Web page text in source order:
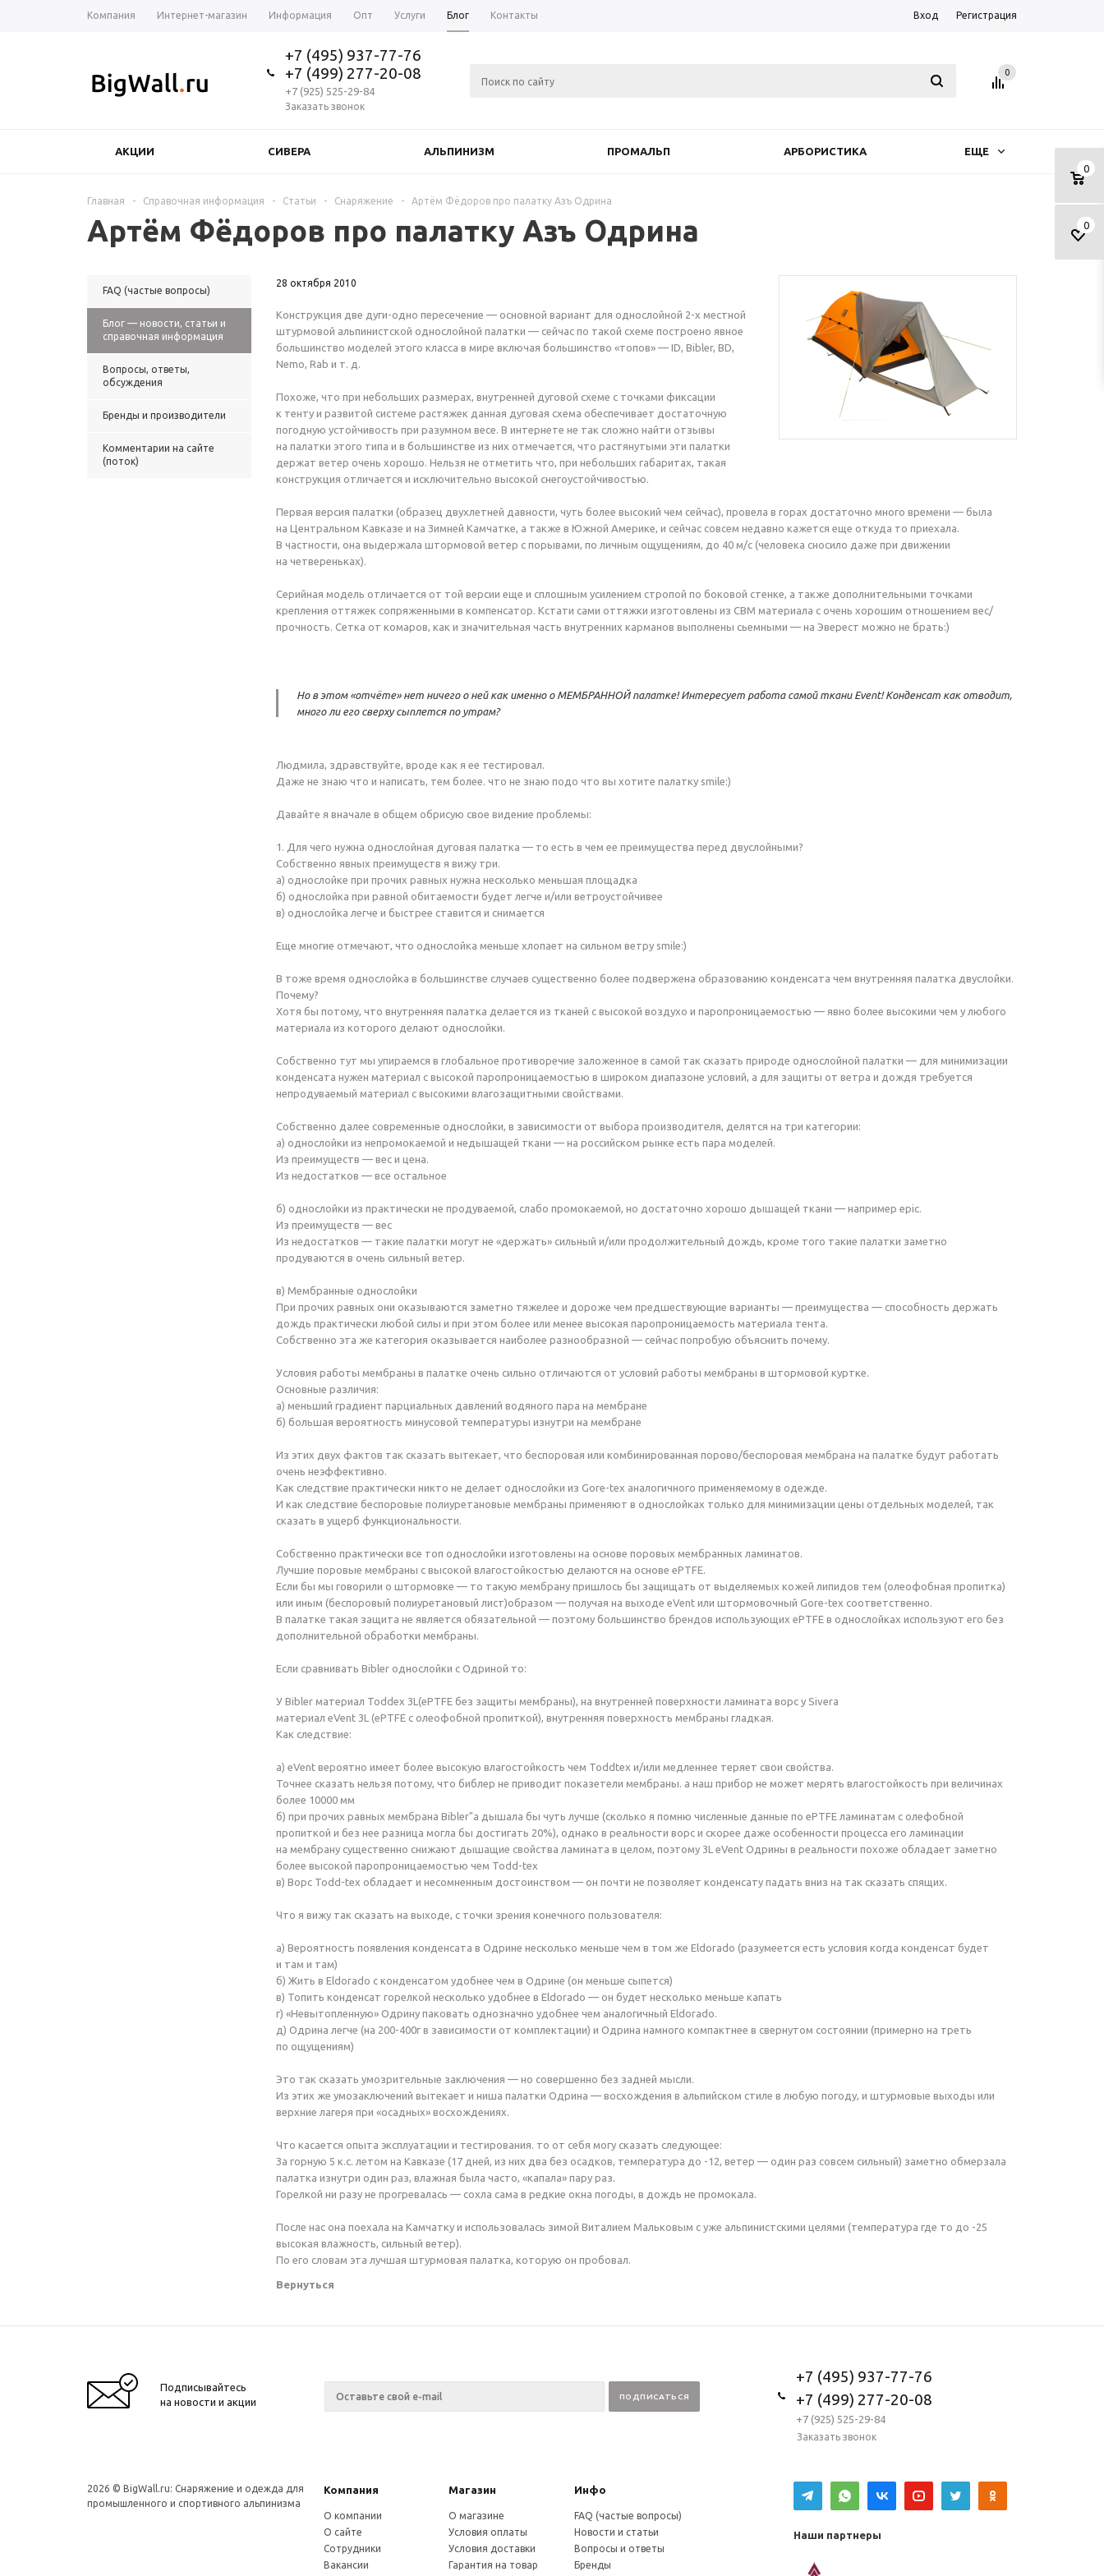
Компания Интернет-магазин Информация Опт Услуги Блог Контакты Вход Регистрация
+7 (495) 937-77-76
+7 (499) 277-20-08
+7 (925) 525-29-84
Заказать звонок
0
0
0
АКЦИИ СИВЕРА АЛЬПИНИЗМ ПРОМАЛЬП АРБОРИСТИКА ЕЩЕ
Главная - Справочная информация - Статьи - Снаряжение - Артём Фёдоров про палатку Азъ Одрина
Артём Фёдоров про палатку Азъ Одрина
FAQ (частые вопросы)
Блог — новости, статьи и
справочная информация
Вопросы, ответы,
обсуждения
Бренды и производители
Комментарии на сайте
(поток)
28 октября 2010
Конструкция две дуги-одно пересечение — основной вариант для однослойной 2-х местной
штурмовой альпинистской однослойной палатки — сейчас по такой схеме построено явное
большинство моделей этого класса в мире включая большинство «топов» — ID, Bibler, BD,
Nemo, Rab и т. д.
Похоже, что при небольших размерах, внутренней дуговой схеме с точками фиксации
к тенту и развитой системе растяжек данная дуговая схема обеспечивает достаточную
погодную устойчивость при разумном весе. В интернете не так сложно найти отзывы
на палатки этого типа и в большинстве из них отмечается, что растянутыми эти палатки
держат ветер очень хорошо. Нельзя не отметить что, при небольших габаритах, такая
конструкция отличается и исключительно высокой снегоустойчивостью.
Первая версия палатки (образец двухлетней давности, чуть более высокий чем сейчас), провела в горах достаточно много времени — была
на Центральном Кавказе и на Зимней Камчатке, а также в Южной Америке, и сейчас совсем недавно кажется еще откуда то приехала.
В частности, она выдержала штормовой ветер с порывами, по личным ощущениям, до 40 м/с (человека сносило даже при движении
на четвереньках).
Серийная модель отличается от той версии еще и сплошным усилением стропой по боковой стенке, а также дополнительными точками
крепления оттяжек сопряженными в компенсатор. Кстати сами оттяжки изготовлены из СВМ материала с очень хорошим отношением вес/
прочность. Сетка от комаров, как и значительная часть внутренних карманов выполнены сьемными — на Эверест можно не брать:)
Но в этом «отчёте» нет ничего о ней как именно о МЕМБРАННОЙ палатке! Интересует работа самой ткани Event! Конденсат как отводит,
много ли его сверху сыплется по утрам?
Людмила, здравствуйте, вроде как я ее тестировал.
Даже не знаю что и написать, тем более. что не знаю подо что вы хотите палатку smile:)
Давайте я вначале в общем обрисую свое видение проблемы:
1. Для чего нужна однослойная дуговая палатка — то есть в чем ее преимущества перед двуслойными?
Собственно явных преимуществ я вижу три.
а) однослойке при прочих равных нужна несколько меньшая площадка
б) однослойка при равной обитаемости будет легче и/или ветроустойчивее
в) однослойка легче и быстрее ставится и снимается
Еще многие отмечают, что однослойка меньше хлопает на сильном ветру smile:)
В тоже время однослойка в большинстве случаев существенно более подвержена образованию конденсата чем внутренняя палатка двуслойки.
Почему?
Хотя бы потому, что внутренняя палатка делается из тканей с высокой воздухо и паропроницаемостью — явно более высокими чем у любого
материала из которого делают однослойки.
Собственно тут мы упираемся в глобальное противоречие заложенное в самой так сказать природе однослойной палатки — для минимизации
конденсата нужен материал с высокой паропроницаемостью в широком диапазоне условий, а для защиты от ветра и дождя требуется
непродуваемый материал с высокими влагозащитными свойствами.
Собственно далее современные однослойки, в зависимости от выбора производителя, делятся на три категории:
а) однослойки из непромокаемой и недышащей ткани — на российском рынке есть пара моделей.
Из преимуществ — вес и цена.
Из недостатков — все остальное
б) однослойки из практически не продуваемой, слабо промокаемой, но достаточно хорошо дышащей ткани — например epic.
Из преимуществ — вес
Из недостатков — такие палатки могут не «держать» сильный и/или продолжительный дождь, кроме того такие палатки заметно
продуваются в очень сильный ветер.
в) Мембранные однослойки
При прочих равных они оказываются заметно тяжелее и дороже чем предшествующие варианты — преимущества — способность держать
дождь практически любой силы и при этом более или менее высокая паропроницаемость материала тента.
Собственно эта же категория оказывается наиболее разнообразной — сейчас попробую объяснить почему.
Условия работы мембраны в палатке очень сильно отличаются от условий работы мембраны в штормовой куртке.
Основные различия:
а) меньший градиент парциальных давлений водяного пара на мембране
б) большая вероятность минусовой температуры изнутри на мембране
Из этих двух фактов так сказать вытекает, что беспоровая или комбинированная порово/беспоровая мембрана на палатке будут работать
очень неэффективно.
Как следствие практически никто не делает однослойки из Gore-tex аналогичного применяемому в одежде.
И как следствие беспоровые полиуретановые мембраны применяют в однослойках только для минимизации цены отдельных моделей, так
сказать в ущерб функциональности.
Собственно практически все топ однослойки изготовлены на основе поровых мембранных ламинатов.
Лучшие поровые мембраны с высокой влагостойкостью делаются на основе ePTFE.
Если бы мы говорили о штормовке — то такую мембрану пришлось бы защищать от выделяемых кожей липидов тем (олеофобная пропитка)
или иным (беспоровый полиуретановый лист)образом — получая на выходе eVent или штормовочный Gore-teх соответственно.
В палатке такая защита не является обязательной — поэтому большинство брендов использующих ePTFE в однослойках используют его без
дополнительной обработки мембраны.
Если сравнивать Bibler однослойки с Одриной то:
У Bibler материал Toddex 3L(ePTFE без защиты мембраны), на внутренней поверхности ламината ворс у Sivera
материал eVent 3L (ePTFE с олеофобной пропиткой), внутренняя поверхность мембраны гладкая.
Как следствие:
а) eVent вероятно имеет более высокую влагостойкость чем Toddtex и/или медленнее теряет свои свойства.
Точнее сказать нельзя потому, что библер не приводит показетели мембраны. а наш прибор не может мерять влагостойкость при величинах
более 10000 мм
б) при прочих равных мембрана Bibler"а дышала бы чуть лучше (сколько я помню численные данные по ePTFE ламинатам с олефобной
пропиткой и без нее разница могла бы достигать 20%), однако в реальности ворс и скорее даже особенности процесса его ламинации
на мембрану существенно снижают дышащие свойства ламината в целом, поэтому 3L eVent Одрины в реальности похоже обладает заметно
более высокой паропроницаемостью чем Todd-tex
в) Ворс Todd-tex обладает и несомненным достоинством — он почти не позволяет конденсату падать вниз на так сказать спящих.
Что я вижу так сказать на выходе, с точки зрения конечного пользователя:
а) Вероятность появления конденсата в Одрине несколько меньше чем в том же Eldorado (разумеется есть условия когда конденсат будет
и там и там)
б) Жить в Eldorado с конденсатом удобнее чем в Одрине (он меньше сыпется)
в) Топить конденсат горелкой несколько удобнее в Eldorado — он будет несколько меньше капать
г) «Невытопленную» Одрину паковать однозначно удобнее чем аналогичный Eldorado.
д) Одрина легче (на 200-400г в зависимости от комплектации) и Одрина намного компактнее в свернутом состоянии (примерно на треть
по ощущениям)
Это так сказать умозрительные заключения — но совершенно без задней мысли.
Из этих же умозаключений вытекает и ниша палатки Одрина — восхождения в альпийском стиле в любую погоду, и штурмовые выходы или
верхние лагеря при «осадных» восхождениях.
Что касается опыта эксплуатации и тестирования. то от себя могу сказать следующее:
За горную 5 к.с. летом на Кавказе (17 дней, из них два без осадков, температура до -12, ветер — один раз совсем сильный) заметно обмерзала
палатка изнутри один раз, влажная была часто, «капала» пару раз.
Горелкой ни разу не прогревалась — сохла сама в редкие окна погоды, в дождь не промокала.
После нас она поехала на Камчатку и использовалась зимой Виталием Мальковым с уже альпинистскими целями (температура где то до -25
высокая влажность, сильный ветер).
По его словам эта лучшая штурмовая палатка, которую он пробовал.
Вернуться
Подписывайтесь
на новости и акции
+7 (495) 937-77-76
+7 (499) 277-20-08
+7 (925) 525-29-84
Заказать звонок
2026 © BigWall.ru: Снаряжение и одежда для
промышленного и спортивного альпинизма
Компания Магазин Инфо
О компании
О сайте
Сотрудники
Вакансии
О магазине
Условия оплаты
Условия доставки
Гарантия на товар
FAQ (частые вопросы)
Новости и статьи
Вопросы и ответы
Бренды
Наши партнеры